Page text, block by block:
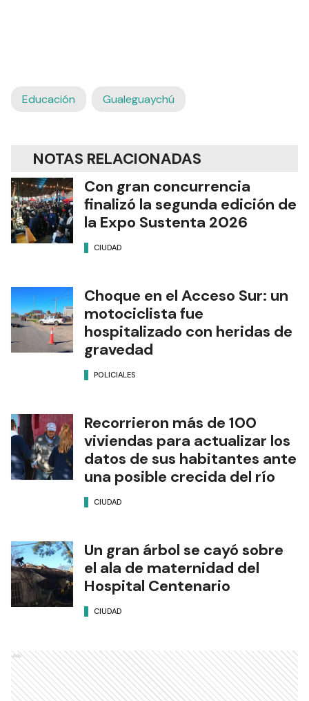
Educación Gualeguaychú
NOTAS RELACIONADAS
Con gran concurrencia
finalizó la segunda edición de
la Expo Sustenta 2026
CIUDAD
Choque en el Acceso Sur: un
motociclista fue
hospitalizado con heridas de
gravedad
POLICIALES
Recorrieron más de 100
viviendas para actualizar los
datos de sus habitantes ante
una posible crecida del río
CIUDAD
Un gran árbol se cayó sobre
el ala de maternidad del
Hospital Centenario
CIUDAD
Ads